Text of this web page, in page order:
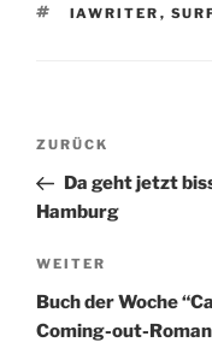
IAWRITER ,
Vorheriger
Beitrag
ZURÜCK
Da geht jetzt
Hamburg
Nächster
Beitrag
WEITER
Buch der Woche
Coming-out-Roman